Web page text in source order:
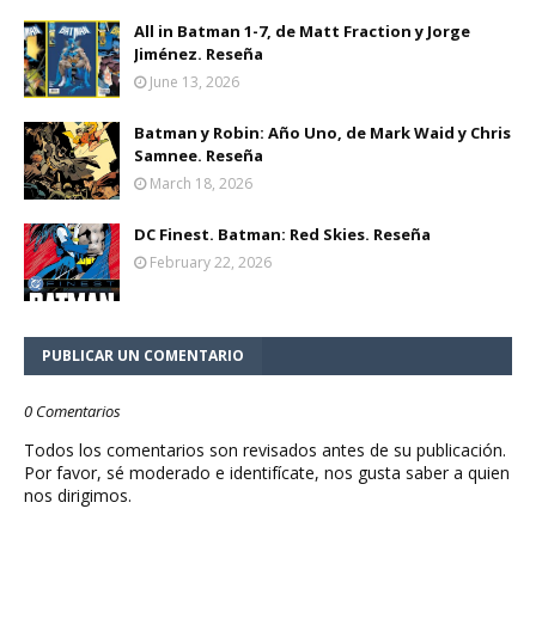
All in Batman 1-7, de Matt Fraction y Jorge
Jiménez. Reseña
June 13, 2026
Batman y Robin: Año Uno, de Mark Waid y Chris
Samnee. Reseña
March 18, 2026
DC Finest. Batman: Red Skies. Reseña
February 22, 2026
PUBLICAR UN COMENTARIO
0 Comentarios
Todos los comentarios son revisados antes de su publicación.
Por favor, sé moderado e identifícate, nos gusta saber a quien
nos dirigimos.